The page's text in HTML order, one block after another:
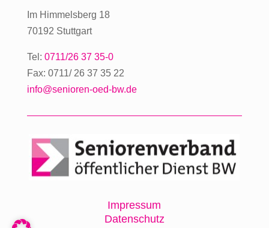
Im Himmelsberg 18
70192 Stuttgart
Tel: 0711/26 37 35-0
Fax: 0711/ 26 37 35 22
info@senioren-oed-bw.de
Impressum
Datenschutz